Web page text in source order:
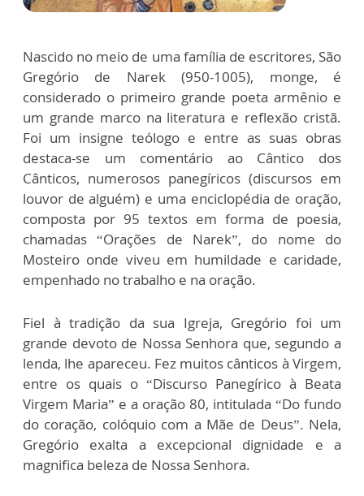
Nascido no meio de uma família de escritores, São
Gregório de Narek (950-1005), monge, é
considerado o primeiro grande poeta armênio e
um grande marco na literatura e reflexão cristã.
Foi um insigne teólogo e entre as suas obras
destaca-se um comentário ao Cântico dos
Cânticos, numerosos panegíricos (discursos em
louvor de alguém) e uma enciclopédia de oração,
composta por 95 textos em forma de poesia,
chamadas “Orações de Narek”, do nome do
Mosteiro onde viveu em humildade e caridade,
empenhado no trabalho e na oração.
Fiel à tradição da sua Igreja, Gregório foi um
grande devoto de Nossa Senhora que, segundo a
lenda, lhe apareceu. Fez muitos cânticos à Virgem,
entre os quais o “Discurso Panegírico à Beata
Virgem Maria” e a oração 80, intitulada “Do fundo
do coração, colóquio com a Mãe de Deus”. Nela,
Gregório exalta a excepcional dignidade e a
magnifica beleza de Nossa Senhora.